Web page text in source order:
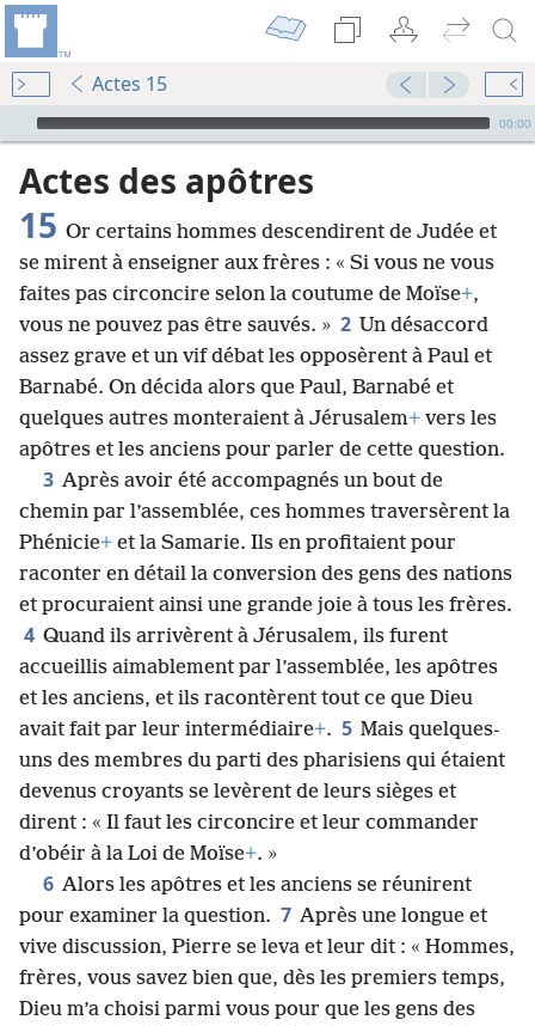
Actes 15
Audio Player
00:00
Actes des apôtres
15 Or certains hommes descendirent de Judée et
se mirent à enseigner aux frères : « Si vous ne vous
faites pas circoncire selon la coutume de Moïse+,
vous ne pouvez pas être sauvés. » 2 Un désaccord
assez grave et un vif débat les opposèrent à Paul et
Barnabé. On décida alors que Paul, Barnabé et
quelques autres monteraient à Jérusalem+ vers les
apôtres et les anciens pour parler de cette question.
3 Après avoir été accompagnés un bout de
chemin par l’assemblée, ces hommes traversèrent la
Phénicie+ et la Samarie. Ils en profitaient pour
raconter en détail la conversion des gens des nations
et procuraient ainsi une grande joie à tous les frères.
4 Quand ils arrivèrent à Jérusalem, ils furent
accueillis aimablement par l’assemblée, les apôtres
et les anciens, et ils racontèrent tout ce que Dieu
avait fait par leur intermédiaire+. 5 Mais quelques-
uns des membres du parti des pharisiens qui étaient
devenus croyants se levèrent de leurs sièges et
dirent : « Il faut les circoncire et leur commander
d’obéir à la Loi de Moïse+. »
6 Alors les apôtres et les anciens se réunirent
pour examiner la question. 7 Après une longue et
vive discussion, Pierre se leva et leur dit : « Hommes,
frères, vous savez bien que, dès les premiers temps,
Dieu m’a choisi parmi vous pour que les gens des